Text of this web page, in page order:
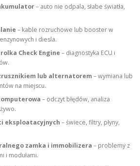
– auto nie odpala, słabe światła,
– kable rozruchowe lub booster w
i diesla.
Check Engine – diagnostyka ECU i
lub alternatorem – wymiana lub
na miejscu.
– odczyt błędów, analiza
eksploatacyjnych – świece, filtry, płyny,
zamka i immobilizera – problemy z
i modułami.